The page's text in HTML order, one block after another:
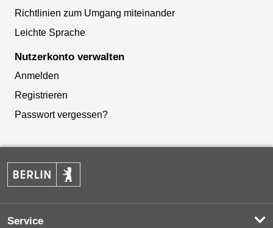
Richtlinien zum Umgang miteinander
Leichte Sprache
Nutzerkonto verwalten
Anmelden
Registrieren
Passwort vergessen?
Service